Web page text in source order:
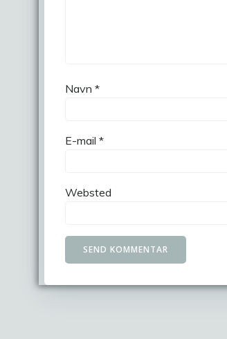
Navn *
E-mail *
Websted